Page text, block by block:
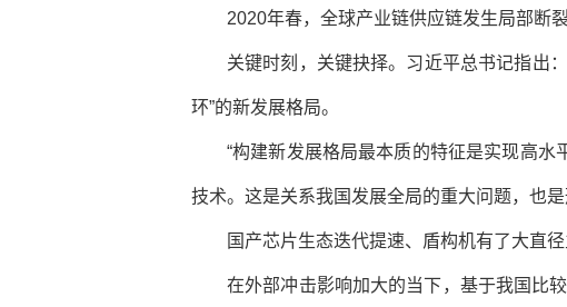
2020年春，全球产业链供应链发生局部断
关键时刻，关键抉择。习近平总书记指出
环”的新发展格局。
“构建新发展格局最本质的特征是实现高水
技术。这是关系我国发展全局的重大问题，也
国产芯片生态迭代提速、盾构机有了大直
在外部冲击影响加大的当下，基于我国比